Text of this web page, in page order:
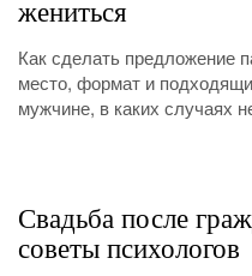
жениться
Как сделать предложение
место, формат и
мужчине, в каких случаях
Свадьба после
советы психологов